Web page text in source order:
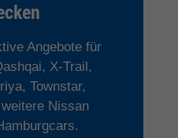
Angebote für
X-Trail,
Townstar,
Nissan